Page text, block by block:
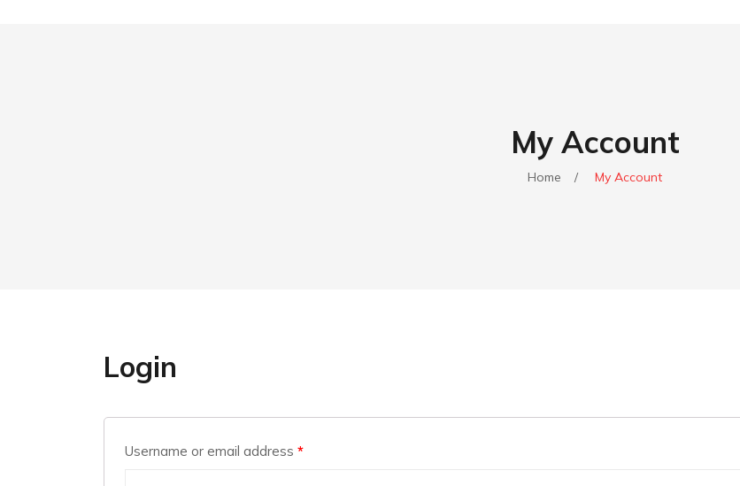
My Account
Home / My Account
Login
Username or email address *